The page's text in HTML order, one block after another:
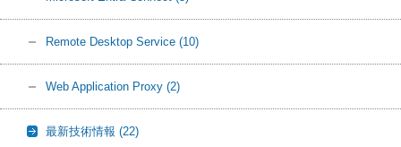
Remote Desktop Service (10)
Web Application Proxy (2)
最新技術情報 (22)